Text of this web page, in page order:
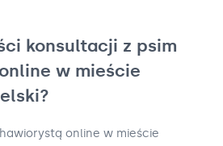
konsultacji z psim
w mieście
online w mieście